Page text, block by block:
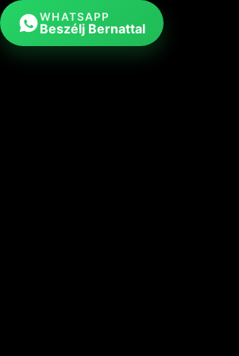
WHATSAPP
Beszélj Bernattal